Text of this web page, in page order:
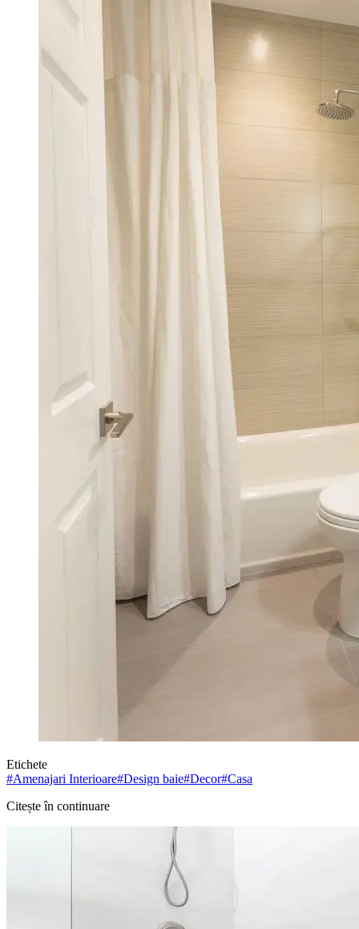
Etichete
#Amenajari Interioare#Design baie#Decor#Casa
Citește în continuare